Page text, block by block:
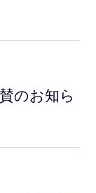
のお知ら